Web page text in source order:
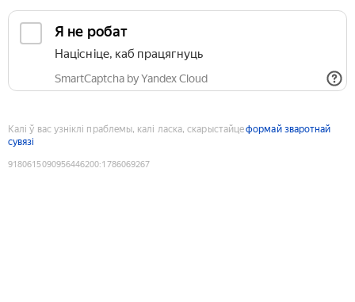
Я не робат
Націсніце, каб працягнуць
SmartCaptcha by Yandex Cloud
Калі ў вас узніклі праблемы, калі ласка, скарыстайцеформай зваротнай
сувязі
9180615090956446200:1786069267